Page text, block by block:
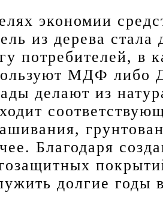
экономии
из дерева
потребителей, в
МДФ либо
делают из
Благодаря
долгие годы